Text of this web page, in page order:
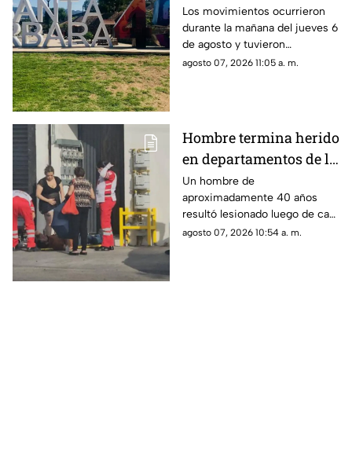
Bárbara; tuvieron
epicentro cerca de
Parral
Los movimientos ocurrieron
durante la mañana del jueves 6
de agosto y tuvieron
magnitudes de entre 2.2 y 2.4
agosto 07, 2026 11:05 a. m.
Hombre termina herido
en departamentos de la
Juan Escutia; así lo
encontraron
Un hombre de
aproximadamente 40 años
resultó lesionado luego de caer
desde un balcón ubicado a
agosto 07, 2026 10:54 a. m.